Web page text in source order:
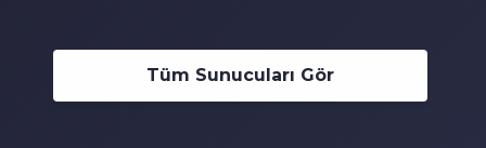
Tüm Sunucuları Gör